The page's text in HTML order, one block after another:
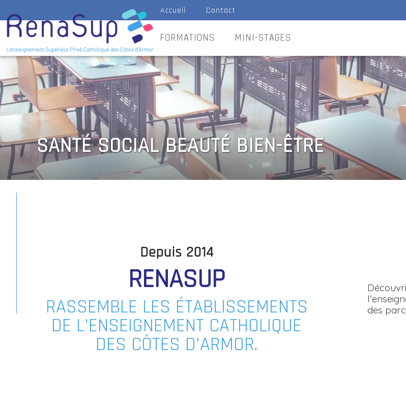
Accueil Contact
FORMATIONS MINI-STAGES
SANTÉ SOCIAL BEAUTÉ BIEN-ÊTRE
Depuis 2014
RENASUP
RASSEMBLE LES ÉTABLISSEMENTS
DE L'ENSEIGNEMENT CATHOLIQUE
DES CÔTES D'ARMOR.
des